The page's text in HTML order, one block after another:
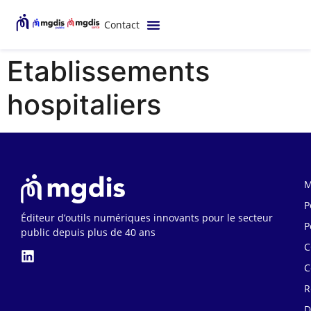
principal
Contact
Etablissements
hospitaliers
Éditeur d’outils numériques innovants pour le secteur
public depuis plus de 40 ans